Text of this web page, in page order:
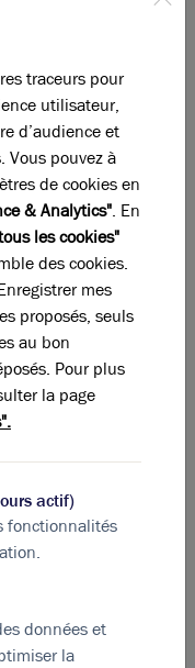
Activités
Activités
Activités
G
G
traceurs pour
utilisateur,
d’audience et
Vous pouvez à
de cookies en
& Analytics". En
les cookies"
des cookies.
mes
proposés, seuls
au bon
Pour plus
la page
actif)
fonctionnalités
données et
la